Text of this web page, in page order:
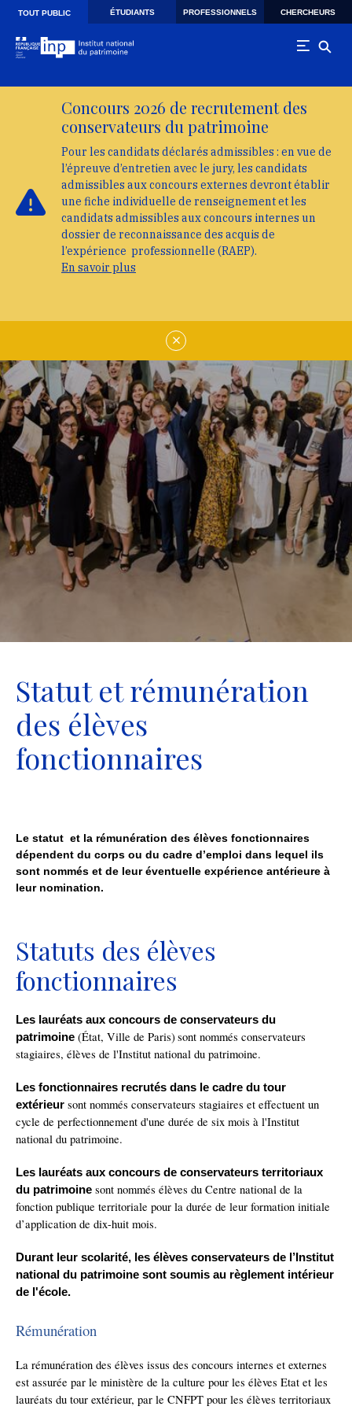
Skip to main navigation
Aller au contenu principal
TOUT PUBLIC ÉTUDIANTS PROFESSIONNELS CHERCHEURS
Concours 2026 de recrutement des
conservateurs du patrimoine
Pour les candidats déclarés admissibles : en vue de
l’épreuve d’entretien avec le jury, les candidats
admissibles aux concours externes devront établir
une fiche individuelle de renseignement et les
candidats admissibles aux concours internes un
dossier de reconnaissance des acquis de
l’expérience professionnelle (RAEP).
En savoir plus
Statut et rémunération
des élèves
fonctionnaires
Le statut et la rémunération des élèves fonctionnaires
dépendent du corps ou du cadre d’emploi dans lequel ils
sont nommés et de leur éventuelle expérience antérieure à
leur nomination.
Statuts des élèves
fonctionnaires
Les lauréats aux concours de conservateurs du
patrimoine (État, Ville de Paris)sont nommés conservateurs
stagiaires, élèves de l'Institut national du patrimoine.
Les fonctionnaires recrutés dans le cadre du tour
extérieur sont nommés conservateurs stagiaires et effectuent un
cycle de perfectionnement d'une durée de six mois à l'Institut
national du patrimoine.
Les lauréats aux concours de conservateurs territoriaux
du patrimoine sont nommés élèves du Centre national de la
fonction publique territoriale pour la durée de leur formation initiale
d’application de dix-huit mois.
Durant leur scolarité, les élèves conservateurs de l’Institut
national du patrimoine sont soumis au règlement intérieur
de l'école.
Rémunération
La rémunération des élèves issus des concours internes et externes
est assurée par le ministère de la culture pour les élèves Etat et les
lauréats du tour extérieur, par le CNFPT pour les élèves territoriaux